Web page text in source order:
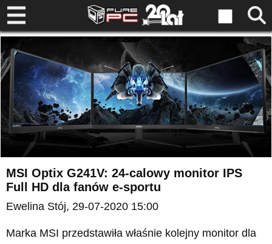
MSI Optix G241V: 24-calowy monitor IPS
Full HD dla fanów e-sportu
Ewelina Stój, 29-07-2020 15:00
Marka MSI przedstawiła właśnie kolejny monitor dla